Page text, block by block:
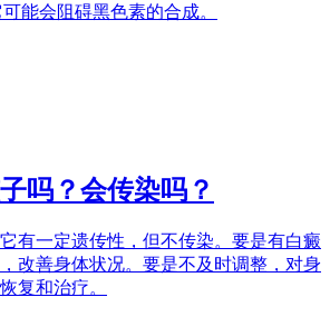
能会阻碍黑色素的合成。
吗？会传染吗？
有一定遗传性，但不传染。要是有白癜
改善身体状况。要是不及时调整，对身
复和治疗。